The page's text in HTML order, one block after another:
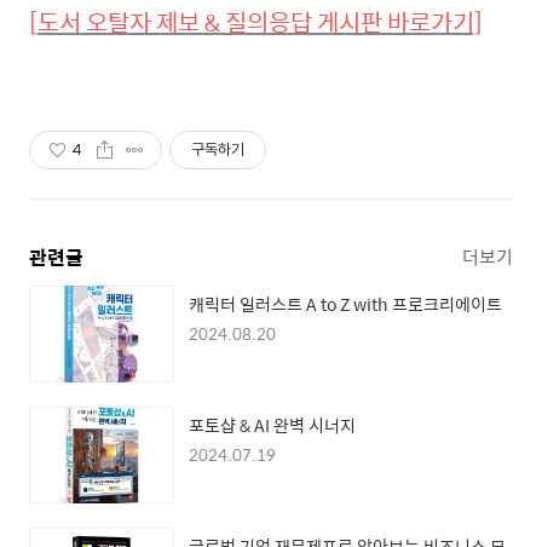
[도서 오탈자제보 &질의응답게시판바로가기]
4 구독하기
관련글 더보기
캐릭터 일러스트 A to Z with 프로크리에이트
2024.08.20
포토샵 & AI 완벽 시너지
2024.07.19